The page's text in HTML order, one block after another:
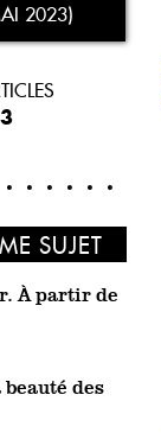
2023)
SUJET
À partir de
des